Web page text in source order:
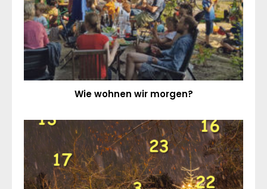
Wie wohnen wir morgen?